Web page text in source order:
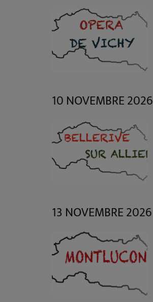
Titres diffusés
10 NOVEMBRE 2026
13 NOVEMBRE 2026